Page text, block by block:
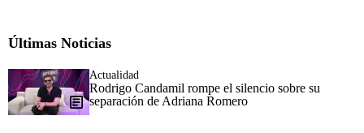
Últimas Noticias
Actualidad
Rodrigo Candamil rompe el silencio sobre su
separación de Adriana Romero